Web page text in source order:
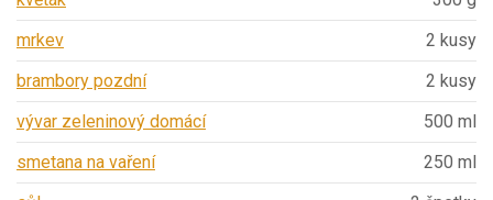
mrkev
2 kusy
brambory pozdní
2 kusy
vývar zeleninový domácí
500 ml
smetana na vaření
250 ml